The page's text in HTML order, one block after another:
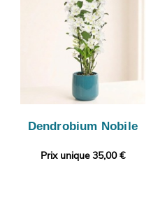
Dendrobium Nobile
Prix unique 35,00 €